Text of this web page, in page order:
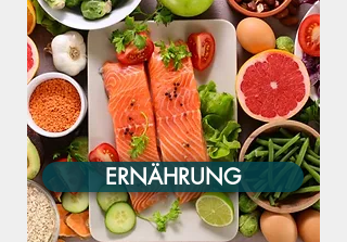
ERNÄHRUNG